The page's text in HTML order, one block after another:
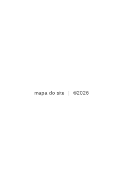
mapa do site | ©2026